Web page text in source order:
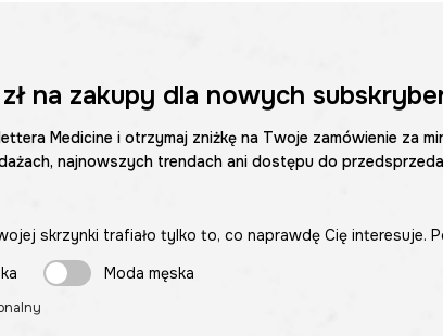
na zakupy dla nowych
Medicine i otrzymaj zniżkę na Twoje zamówienie za
najnowszych trendach ani dostępu do
skrzynki trafiało tylko to, co naprawdę Cię interesuje.
Moda męska